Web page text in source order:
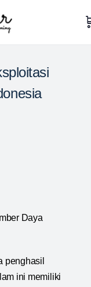
Daya
penghasil
ini memiliki